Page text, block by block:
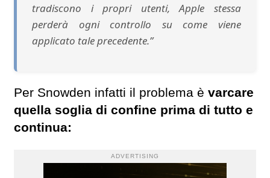
tradiscono i propri utenti, Apple stessa
perderà ogni controllo su come viene
applicato tale precedente.”
Per Snowden infatti il problema è varcare
quella soglia di confine prima di tutto e
continua:
ADVERTISING